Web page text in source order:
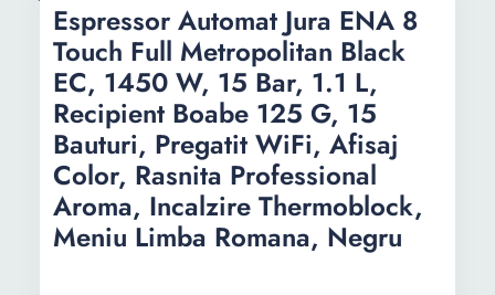
Espresso dublu
Numar
produse
preparate
4
Numar duze
cafea
1 -
Tip display LCD
-
Espressor Automat Jura ENA 8
Touch Full Metropolitan Black
EC, 1450 W, 15 Bar, 1.1 L,
Recipient Boabe 125 G, 15
Bauturi, Pregatit WiFi, Afisaj
Color, Rasnita Professional
Aroma, Incalzire Thermoblock,
Meniu Limba Romana, Negru